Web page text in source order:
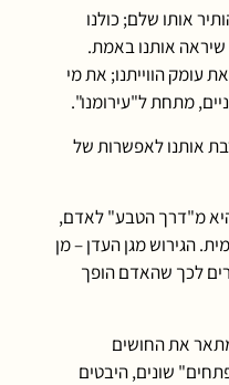
אותו שלם; כולנו
שיראה אותנו באמת.
עומק הווייתנו; את מי
מתחת ל"עירומנו".
אותנו לאפשרות של
מ"דרך הטבע" לאדם,
הגירוש מגן העדן – מן
לכך שהאדם הופך
את החושים
שונים, היבטים